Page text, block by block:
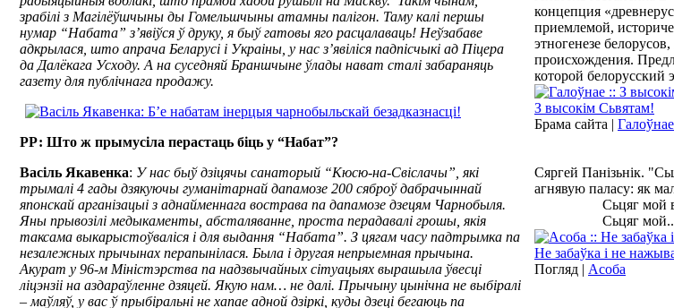
зрабілі з Магілёўшчыны ды Гомельшчыны атамны палігон. Таму калі першы
нумар “Набата” з’явіўся ў друку, я быў гатовы яго расцалаваць! Неўзабаве
адкрылася, што апрача Беларусі і Украіны, у нас з’явіліся падпісчыкі ад Піцера
да Далёкага Усходу. А на суседняй Браншчыне ўлады нават сталі забараняць
газету для публічнага продажу.
РР: Што ж прымусіла перастаць біць у “Набат”?
Васіль Якавенка: У нас быў дзіцячы санаторый “Кюсю-на-Свіслачы”, які
трымалі 4 гады дзякуючы гуманітарнай дапамозе 200 сяброў дабрачыннай
японскай арганізацыі з аднайменнага вострава па дапамозе дзецям Чарнобыля.
Яны прывозілі медыкаменты, абсталяванне, проста перадавалі грошы, якія
таксама выкарыстоўваліся і для выдання “Набата”. З цягам часу падтрымка па
незалежных прычынах перапынілася. Была і другая непрыемная прычына.
Акурат у 96-м Міністэрства па надзвычайных сітуацыях вырашыла ўвесці
ліцэнзіі на аздараўленне дзяцей. Якую нам… не далі. Прычыну цынічна не выбіралі
– маўляў, у вас ў прыбіральні не хапае адной дзіркі, куды дзеці бегаюць па
концепция
приемлемой,
этногенезе
происхождения.
которой белорусский
З высокім Сьвятам!
Брама сайта | Галоўнае
Сяргей Панізьнік.
агнявую паласу: як
Сьцяг мой
Сьцяг
Не забаўка і не
Погляд | Асоба